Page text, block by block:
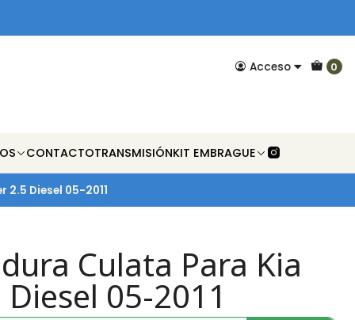
Acceso 0
CONTACTOTRANSMISIÓNKIT EMBRAGUE
Diesel 05-2011
Culata Para Kia
05-2011